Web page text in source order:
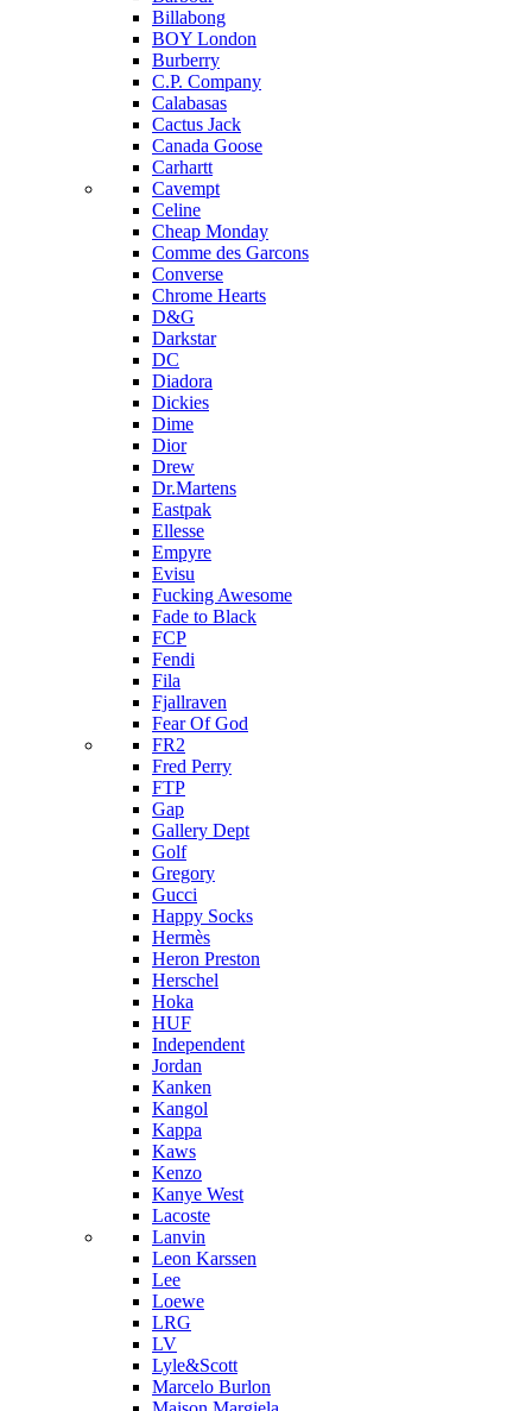
Billabong
BOY London
Burberry
C.P. Company
Calabasas
Cactus Jack
Canada Goose
Carhartt
Cavempt
Celine
Cheap Monday
Comme des Garcons
Converse
Chrome Hearts
D&G
Darkstar
DC
Diadora
Dickies
Dime
Dior
Drew
Dr.Martens
Eastpak
Ellesse
Empyre
Evisu
Fucking Awesome
Fade to Black
FCP
Fendi
Fila
Fjallraven
Fear Of God
FR2
Fred Perry
FTP
Gap
Gallery Dept
Golf
Gregory
Gucci
Happy Socks
Hermès
Heron Preston
Hersсhel
Hoka
HUF
Independent
Jordan
Kanken
Kangol
Kappa
Kaws
Kenzo
Kanye West
Lacoste
Lanvin
Leon Karssen
Lee
Loewe
LRG
LV
Lyle&Scott
Marcelo Burlon